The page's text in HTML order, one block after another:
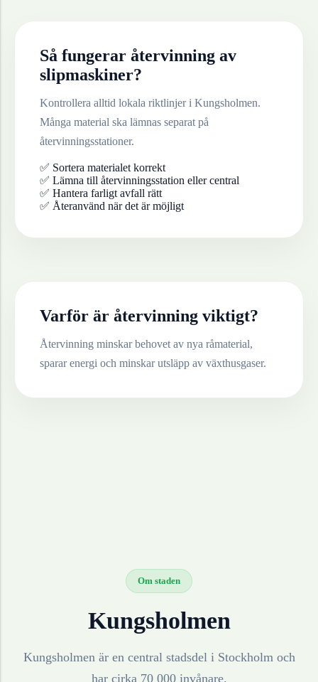
Så fungerar återvinning av
slipmaskiner?
Kontrollera alltid lokala riktlinjer i Kungsholmen.
Många material ska lämnas separat på
återvinningsstationer.
✅ Sortera materialet korrekt
✅ Lämna till återvinningsstation eller central
✅ Hantera farligt avfall rätt
✅ Återanvänd när det är möjligt
Varför är återvinning viktigt?
Återvinning minskar behovet av nya råmaterial,
sparar energi och minskar utsläpp av växthusgaser.
Om staden
Kungsholmen
Kungsholmen är en central stadsdel i Stockholm och
har cirka 70 000 invånare.